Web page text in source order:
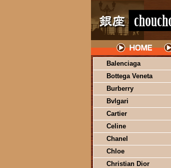
Balenciaga
Bottega Veneta
Burberry
Bvlgari
Cartier
Celine
Chanel
Chloe
Christian Dior